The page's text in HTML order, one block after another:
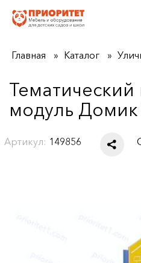
Главная Каталог
Тематический
модуль
Артикул: 149856